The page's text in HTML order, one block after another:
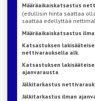
Määräaikaiskatsastus
(edullisin hinta saattaa
saattaa edellyttää
Määräaikaiskatsastus
Katsastuksen
nettivarauksella alk.
Katsastuksen
ajanvarausta
Jälkitarkastus
Jälkitarkastus ilman